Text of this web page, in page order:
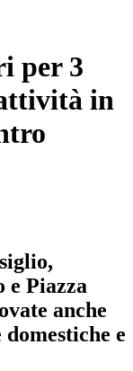
per 3
in
e Piazza
anche
e